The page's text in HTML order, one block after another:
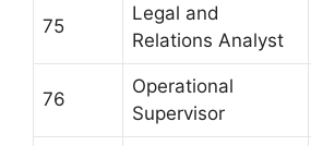
75
Legal and
Relations Analyst
76
Operational
Supervisor